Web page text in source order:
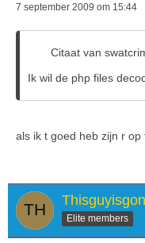
7 september 2009 om 15:44
Citaat van
Ik wil de php files
als ik t goed heb zijn r
Elite members